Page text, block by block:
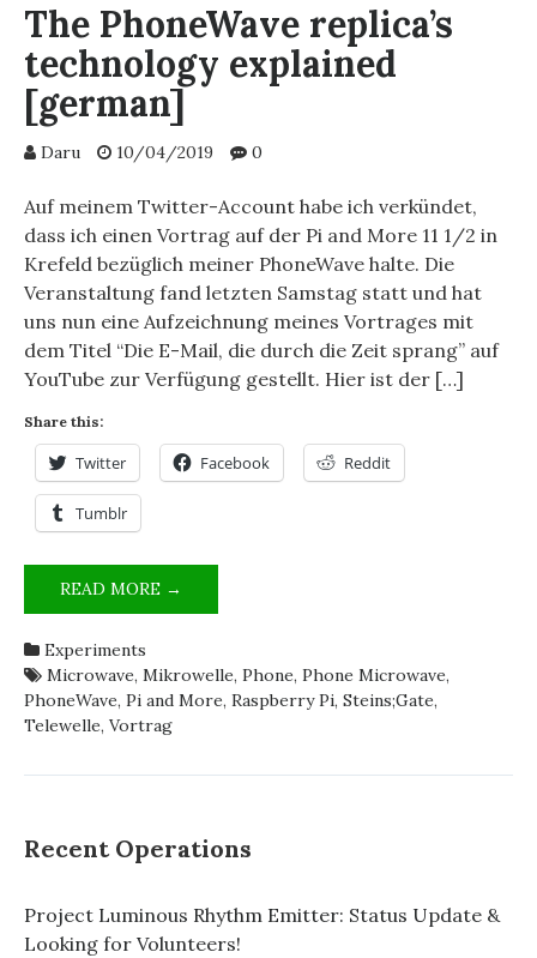
The PhoneWave replica’s
technology explained
[german]
Daru 10/04/2019 0
Auf meinem Twitter-Account habe ich verkündet,
dass ich einen Vortrag auf der Pi and More 11 1/2 in
Krefeld bezüglich meiner PhoneWave halte. Die
Veranstaltung fand letzten Samstag statt und hat
uns nun eine Aufzeichnung meines Vortrages mit
dem Titel “Die E-Mail, die durch die Zeit sprang” auf
YouTube zur Verfügung gestellt. Hier ist der […]
Share this:
Twitter Facebook Reddit
Tumblr
READ MORE →
PHONEWAVE
EXPLAINED
[GERMAN]
Experiments
Microwave, Mikrowelle, Phone, Phone Microwave,
PhoneWave, Pi and More, Raspberry Pi, Steins;Gate,
Telewelle, Vortrag
Recent Operations
Project Luminous Rhythm Emitter: Status Update &
Looking for Volunteers!